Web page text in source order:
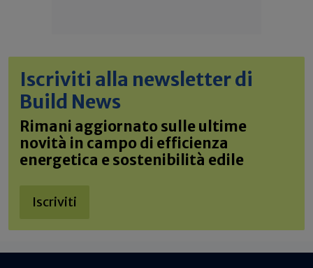
Iscriviti alla newsletter di
Build News
Rimani aggiornato sulle ultime
novità in campo di efficienza
energetica e sostenibilità edile
Iscriviti